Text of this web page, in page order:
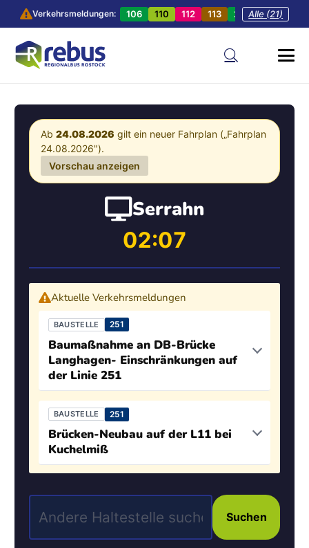
Verkehrsmeldungen: 106 110 112 113 201 202
Alle (21)
Ab 24.08.2026 gilt ein neuer Fahrplan („Fahrplan
24.08.2026").
Vorschau anzeigen
Serrahn
02:07
Aktuelle Verkehrsmeldungen
BAUSTELLE 251
Baumaßnahme an DB-Brücke
Langhagen- Einschränkungen auf
der Linie 251
BAUSTELLE 251
Brücken-Neubau auf der L11 bei
Kuchelmiß
Suchen